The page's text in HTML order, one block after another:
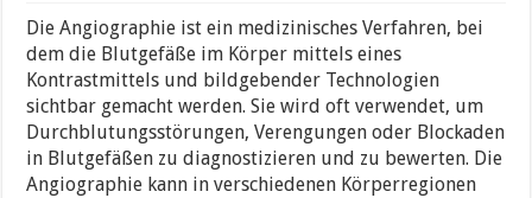
Die Angiographie ist ein medizinisches Verfahren, bei
dem die Blutgefäße im Körper mittels eines
Kontrastmittels und bildgebender Technologien
sichtbar gemacht werden. Sie wird oft verwendet, um
Durchblutungsstörungen, Verengungen oder Blockaden
in Blutgefäßen zu diagnostizieren und zu bewerten. Die
Angiographie kann in verschiedenen Körperregionen